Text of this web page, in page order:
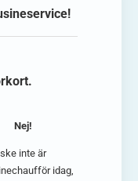
Nej!
inte är
idag,